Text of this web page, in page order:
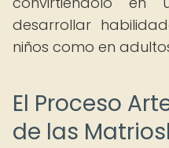
desarrollar
niños como en
El Proceso
de las